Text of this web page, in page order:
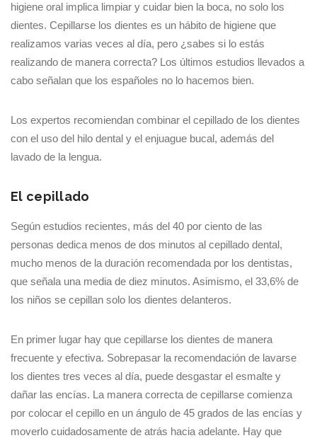
higiene oral implica limpiar y cuidar bien la boca, no solo los
dientes. Cepillarse los dientes es un hábito de higiene que
realizamos varias veces al día, pero ¿sabes si lo estás
realizando de manera correcta? Los últimos estudios llevados a
cabo señalan que los españoles no lo hacemos bien.
Los expertos recomiendan combinar el cepillado de los dientes
con el uso del hilo dental y el enjuague bucal, además del
lavado de la lengua.
El cepillado
Según estudios recientes, más del 40 por ciento de las
personas dedica menos de dos minutos al cepillado dental,
mucho menos de la duración recomendada por los dentistas,
que señala una media de diez minutos. Asimismo, el 33,6% de
los niños se cepillan solo los dientes delanteros.
En primer lugar hay que cepillarse los dientes de manera
frecuente y efectiva. Sobrepasar la recomendación de lavarse
los dientes tres veces al día, puede desgastar el esmalte y
dañar las encías. La manera correcta de cepillarse comienza
por colocar el cepillo en un ángulo de 45 grados de las encías y
moverlo cuidadosamente de atrás hacia adelante. Hay que